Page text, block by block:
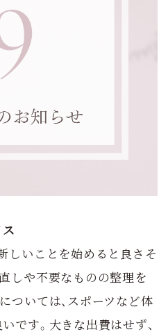
しいことを始めると良さそ
しや不要なものの整理を
ついては、スポーツなど体
です。大きな出費はせず、